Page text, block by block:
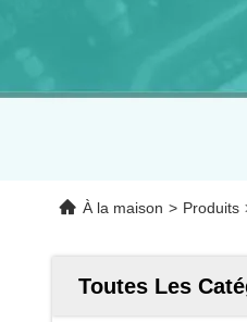
À la maison > Produits
Toutes Les